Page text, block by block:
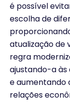
é possível
escolha de
atualização de
regra
ajustando-a às
e aumentando
relações